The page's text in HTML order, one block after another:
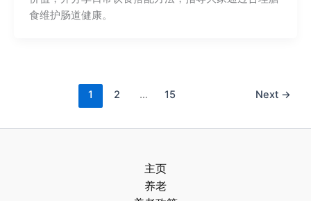
食维护肠道健康。
1 2 … 15 Next →
主页
养老